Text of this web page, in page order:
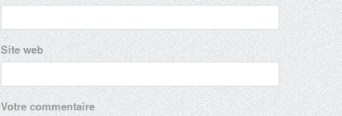
Site web
Votre commentaire